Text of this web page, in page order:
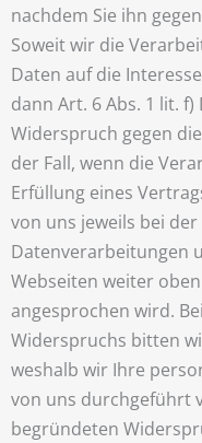
nachdem Sie ihn
Soweit wir die
Daten auf die
dann Art. 6 Abs. 1 lit. f)
Widerspruch gegen
der Fall, wenn die
Erfüllung eines
von uns jeweils bei
Datenverarbeitungen
Webseiten weiter
angesprochen wird.
Widerspruchs bitten
weshalb wir Ihre
von uns durchgeführt
begründeten